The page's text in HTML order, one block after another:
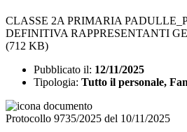
CLASSE 2A PRIMARIA
DEFINITIVA RAPPRESENTANTI
(712 KB)
Pubblicato il: 12/11/2025
Tipologia: Tutto il personale,
Protocollo 9735/2025 del 10/11/2025